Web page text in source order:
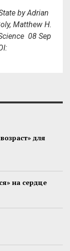
by Adrian
Matthew H.
08 Sep
для
на сердце